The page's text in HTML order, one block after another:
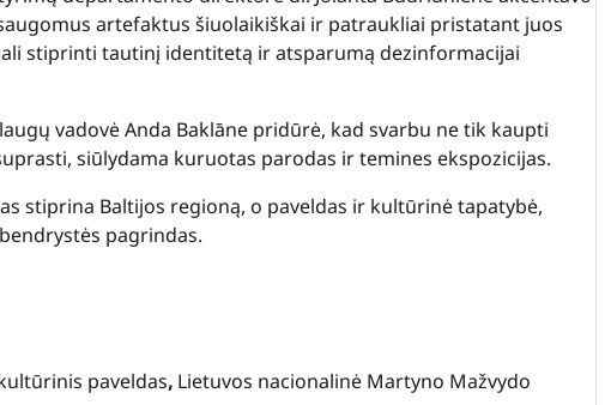
artefaktus šiuolaikiškai ir patraukliai pristatant juos
stiprinti tautinį identitetą ir atsparumą dezinformacijai
vadovė Anda Baklāne pridūrė, kad svarbu ne tik kaupti
siūlydama kuruotas parodas ir temines ekspozicijas.
stiprina Baltijos regioną, o paveldas ir kultūrinė tapatybė,
pagrindas.
paveldas, Lietuvos nacionalinė Martyno Mažvydo